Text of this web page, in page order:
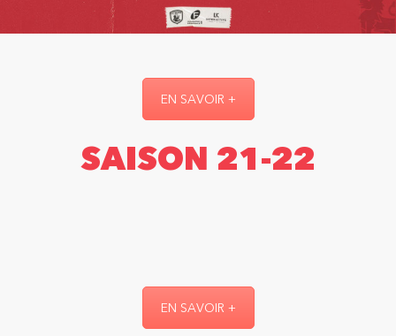
EN SAVOIR +
SAISON 21-22
EN SAVOIR +